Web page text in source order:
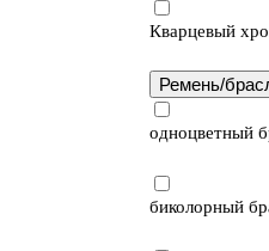
Кварцевый
Ремень/
одноцветный
биколорный